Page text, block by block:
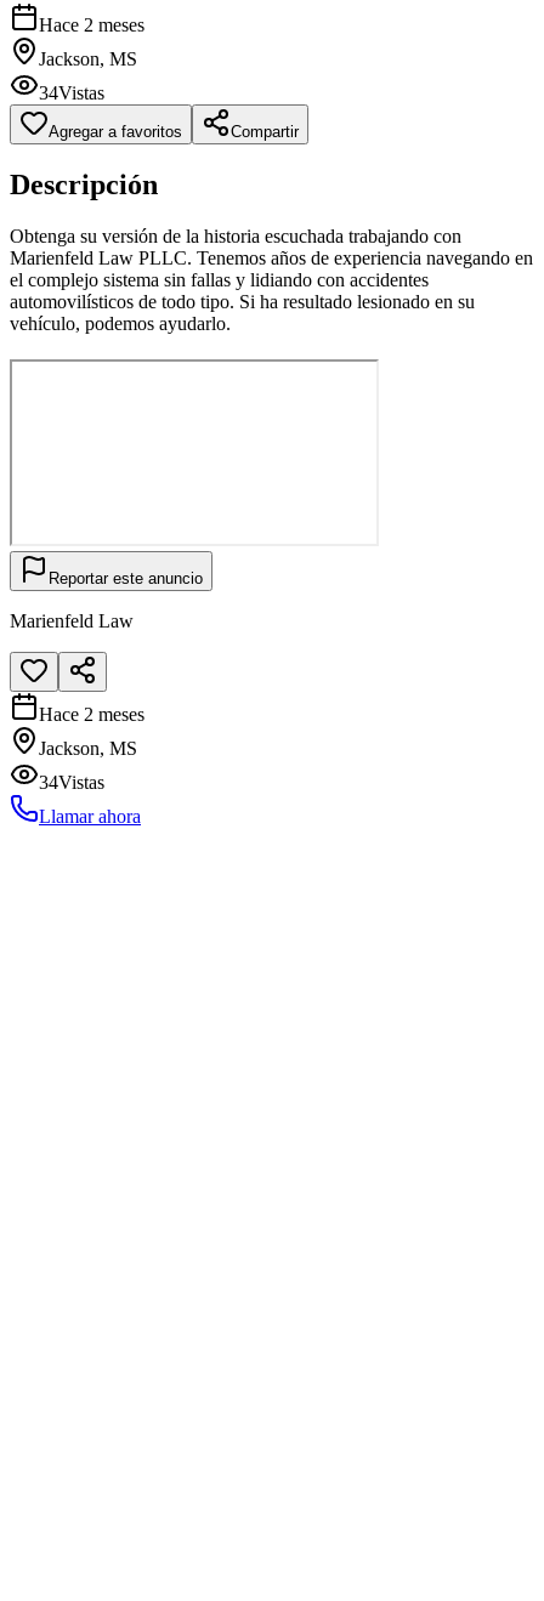
Hace 2 meses
Jackson, MS
34Vistas
Agregar a favoritos Compartir
Descripción
Obtenga su versión de la historia escuchada trabajando con
Marienfeld Law PLLC. Tenemos años de experiencia navegando en
el complejo sistema sin fallas y lidiando con accidentes
automovilísticos de todo tipo. Si ha resultado lesionado en su
vehículo, podemos ayudarlo.
Reportar este anuncio
Marienfeld Law
Hace 2 meses
Jackson, MS
34Vistas
Llamar ahora